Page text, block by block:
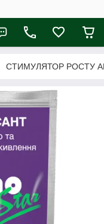
СТИМУЛЯТОР РОСТУ